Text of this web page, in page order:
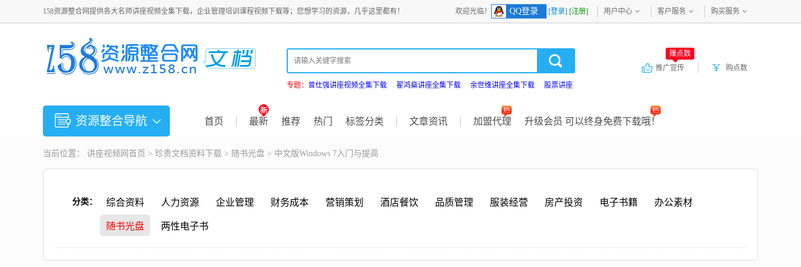
158资源整合网提供各大名师讲座视频全集下载，企业管理培训课程视频下载等；您想学习的资源，几乎这里都有！ 欢迎光临！ QQ登录 [登录] [注册] 用户中心 客户服务 购买服务
专题： 曾仕强讲座视频全集下载 翟鸿燊讲座全集下载 余世维讲座全集下载 股票讲座
购点数
推广宣传
赚点数
资源整合导航 首页 最新 推荐 热门 标签分类 文章资讯 加盟代理 升级会员 可以终身免费下载哦！
当前位置： 讲座视频 网首页 > 珍贵文档资料下载 > 随书光盘 > 中文版Windows 7入门与提高
分类： 综合资料 人力资源 企业管理 财务成本 营销策划 酒店餐饮 品质管理 服装经营 房产投资 电子书籍 办公素材
随书光盘 两性电子书